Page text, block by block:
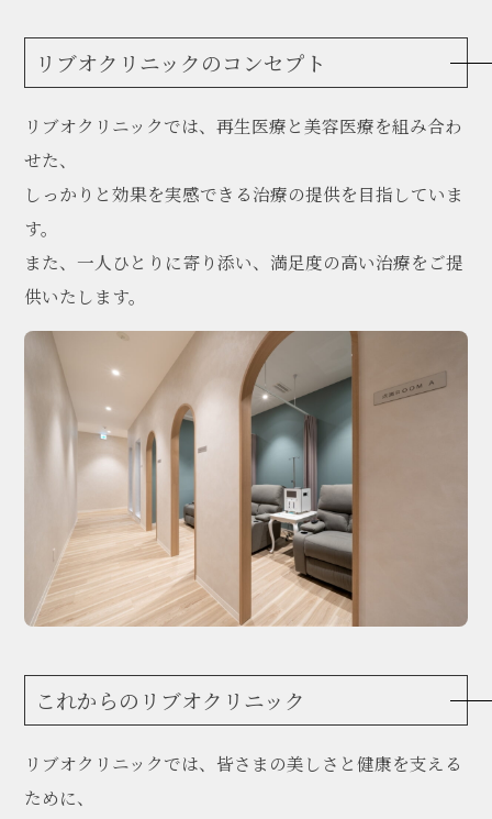
リブオクリニックのコンセプト
リブオクリニックでは、再生医療と美容医療を組み合わ
せた、
しっかりと効果を実感できる治療の提供を目指していま
す。
また、一人ひとりに寄り添い、満足度の高い治療をご提
供いたします。
これからのリブオクリニック
リブオクリニックでは、皆さまの美しさと健康を支える
ために、